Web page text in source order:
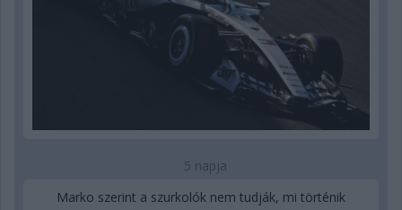
5 napja
Marko szerint a szurkolók nem tudják, mi történik